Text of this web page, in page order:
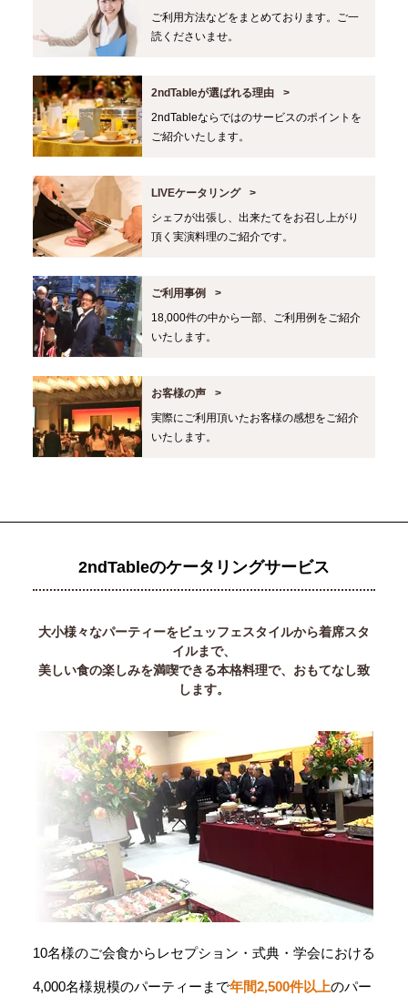
ご利用方法などをまとめております。ご一
読くださいませ。
2ndTableが選ばれる理由
2ndTableならではのサービスのポイントを
ご紹介いたします。
LIVEケータリング
シェフが出張し、出来たてをお召し上がり
頂く実演料理のご紹介です。
ご利用事例
18,000件の中から一部、ご利用例をご紹介
いたします。
お客様の声
実際にご利用頂いたお客様の感想をご紹介
いたします。
2ndTableのケータリングサービス
大小様々なパーティーをビュッフェスタイルから着席スタ
イルまで、
美しい食の楽しみを満喫できる本格料理で、おもてなし致
します。
10名様のご会食からレセプション・式典・学会における
4,000名様規模のパーティーまで年間2,500件以上のパー